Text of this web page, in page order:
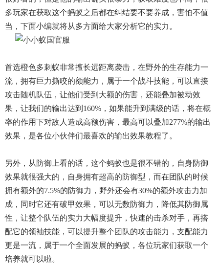
多玩家在获取这个蚂蚁之后都在纠结要不要养成，害怕不值
当，下面小编就将从多方面给大家分析它的实力。
首选橙色多刺蚁非常擅长远距离袭击，在野外的生存能力一
流，拥有巨力撕咬的额能力，属于一个战斗技能，可以直接
攻击随机队伍，让他们受到大额的伤害，还能叠加被动效
果，让我们的输出达到160%，如果能升到满级的话，将在概
率的作用下对敌人造成高额伤害，最高可以叠加277%的输出
效果，是各位小伙伴们最喜欢的输出效果教程了。
另外，从防御上看的话，这个蚂蚁也是很不错的，自身防御
效果就很强大的，自身拥有超高的防御型，而在团队的时候
拥有额外的7.5%的防御力，野外还会有30%的额外攻击力加
成，同时它还有破甲效果，可以无数防御力，降低其防御属
性，让整个队伍的实力大幅度提升，快速的击杀对手，再搭
配它的领袖技能，可以提升整个团队的攻击能力，支配能力
更是一流，属于一个全面发展的蚂蚁，各位玩家们获取一个
培养就可以啦。